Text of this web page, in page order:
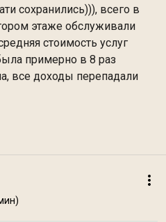
сохранились))), всего в
этаже обслуживали
стоимость услуг
примерно в 8 раз
все доходы перепадали